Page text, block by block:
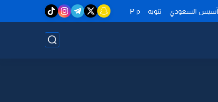
السعودي تنويه P p